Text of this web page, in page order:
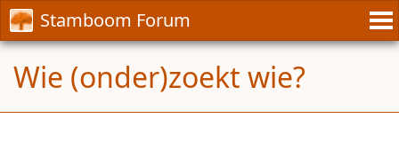
Stamboom Forum
Wie (onder)zoekt wie?